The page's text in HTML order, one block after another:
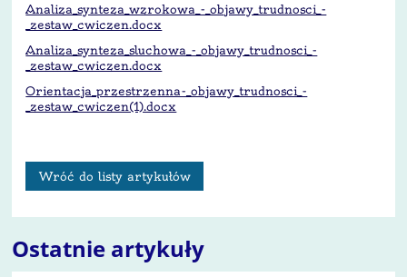
Analiza_synteza_wzrokowa_-_objawy_trudnosci_-
_zestaw_cwiczen.docx
Analiza_synteza_sluchowa_-_objawy_trudnosci_-
_zestaw_cwiczen.docx
Orientacja_przestrzenna-_objawy_trudnosci_-
_zestaw_cwiczen(1).docx
Wróć do listy artykułów
Ostatnie artykuły